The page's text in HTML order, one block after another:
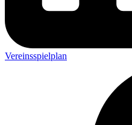
Vereinsspielplan